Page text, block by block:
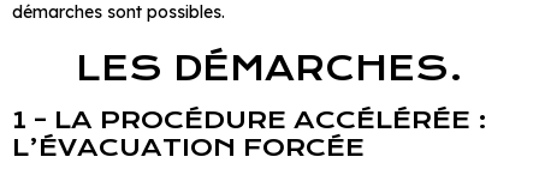
démarches sont possibles.
LES DÉMARCHES.
1 - LA PROCÉDURE ACCÉLÉRÉE :
L’ÉVACUATION FORCÉE